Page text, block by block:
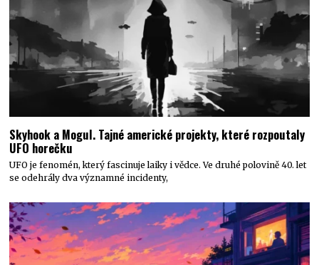
Skyhook a Mogul. Tajné americké projekty, které rozpoutaly
UFO horečku
UFO je fenomén, který fascinuje laiky i vědce. Ve druhé polovině 40. let
se odehrály dva významné incidenty,